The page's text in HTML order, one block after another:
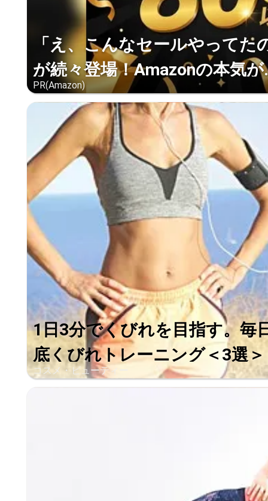
「え、こんなセールやってた
が続々登場！Amazonの本気が
PR(Amazon)
1日3分でくびれを目指す。毎
底くびれトレーニング＜3選＞
コスメ・ビューティー